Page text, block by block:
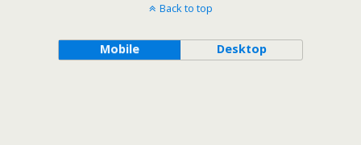
Back to top
Mobile Desktop